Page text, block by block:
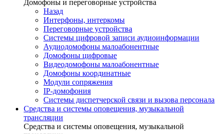
Домофоны и переговорные устройства
Назад
Интерфоны, интеркомы
Переговорные устройства
Системы цифровой записи аудиоинформации
Аудиодомофоны малоабонентные
Домофоны цифровые
Видеодомофоны малоабонентные
Домофоны координатные
Модули сопряжения
IP-домофония
Системы диспетчерской связи и вызова персонала
Средства и системы оповещения, музыкальной
трансляции
Средства и системы оповещения, музыкальной